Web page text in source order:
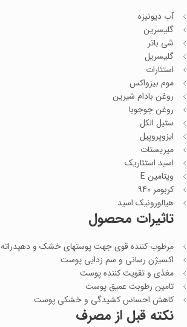
آب دیونیزه
گلیسرین
شی باتر
گلیسریل
استئارات
موم بیزواکس
روغن بادام شیرین
روغن جوجوبا
ستیل الکل
ایزوپروپیل
میریستات
اسید استئاریک
ویتامین E
کربومر 940
هیالورونیک اسید
تاثیرات محصول
مرطوب کننده قوی جهت پوستهای خشک و دهیدراته
اکسیژن رسانی و سم زدایی پوست
مغذی و تقویت کننده پوست
تامین رطوبت عمیق پوست
کاهش احساس کشیدگی و خشکی پوست
نکته قبل از مصرف